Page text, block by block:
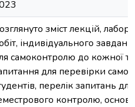
зміст лекцій,
індивідуального
самоконтролю до кожної
для перевірки
перелік запитань
контролю,